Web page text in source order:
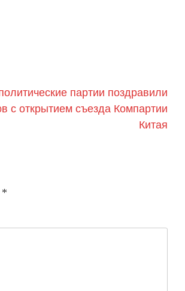
партии поздравили
с открытием съезда Компартии
Китая
*